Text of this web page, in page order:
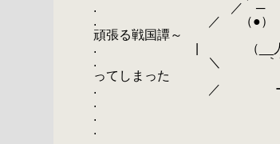
. ／ ─ ─
. ／ （●） （
頑張る戦国譚～
. | （__人
. ＼ ｀⌒´ ,
ってしまった
. ／ ー
.
.
.